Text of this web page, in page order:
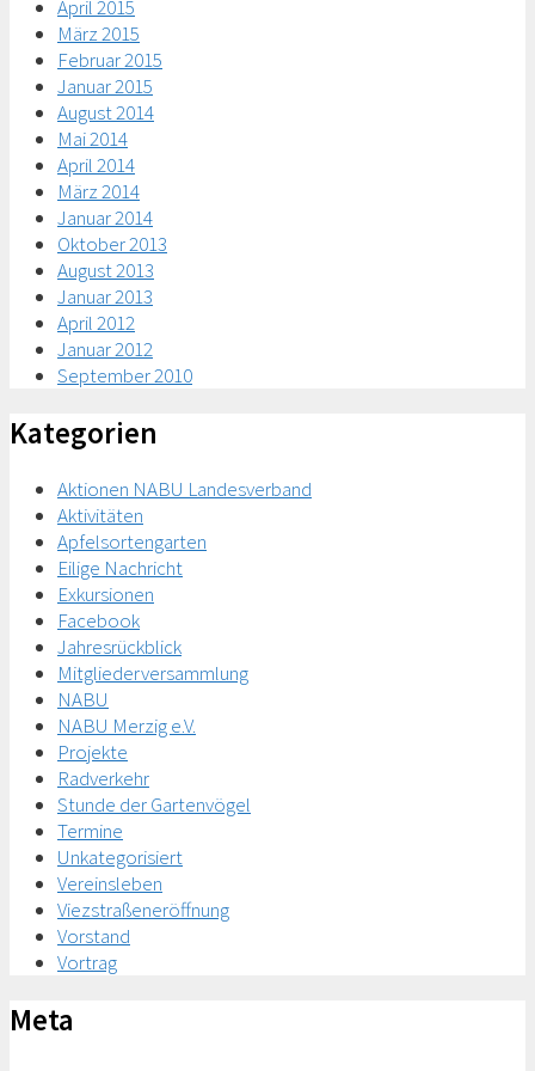
April 2015
März 2015
Februar 2015
Januar 2015
August 2014
Mai 2014
April 2014
März 2014
Januar 2014
Oktober 2013
August 2013
Januar 2013
April 2012
Januar 2012
September 2010
Kategorien
Aktionen NABU Landesverband
Aktivitäten
Apfelsortengarten
Eilige Nachricht
Exkursionen
Facebook
Jahresrückblick
Mitgliederversammlung
NABU
NABU Merzig e.V.
Projekte
Radverkehr
Stunde der Gartenvögel
Termine
Unkategorisiert
Vereinsleben
Viezstraßeneröffnung
Vorstand
Vortrag
Meta